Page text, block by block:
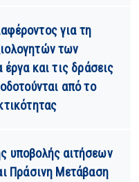
για τη
των
και τις δράσεις
από το
υποβολής αιτήσεων
Πράσινη Μετάβαση